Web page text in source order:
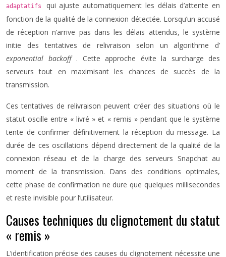
adaptatifs qui ajuste automatiquement les délais d’attente en
fonction de la qualité de la connexion détectée. Lorsqu’un accusé
de réception n’arrive pas dans les délais attendus, le système
initie des tentatives de relivraison selon un algorithme d’
exponential backoff . Cette approche évite la surcharge des
serveurs tout en maximisant les chances de succès de la
transmission.
Ces tentatives de relivraison peuvent créer des situations où le
statut oscille entre « livré » et « remis » pendant que le système
tente de confirmer définitivement la réception du message. La
durée de ces oscillations dépend directement de la qualité de la
connexion réseau et de la charge des serveurs Snapchat au
moment de la transmission. Dans des conditions optimales,
cette phase de confirmation ne dure que quelques millisecondes
et reste invisible pour l’utilisateur.
Causes techniques du clignotement du statut
« remis »
L’identification précise des causes du clignotement nécessite une